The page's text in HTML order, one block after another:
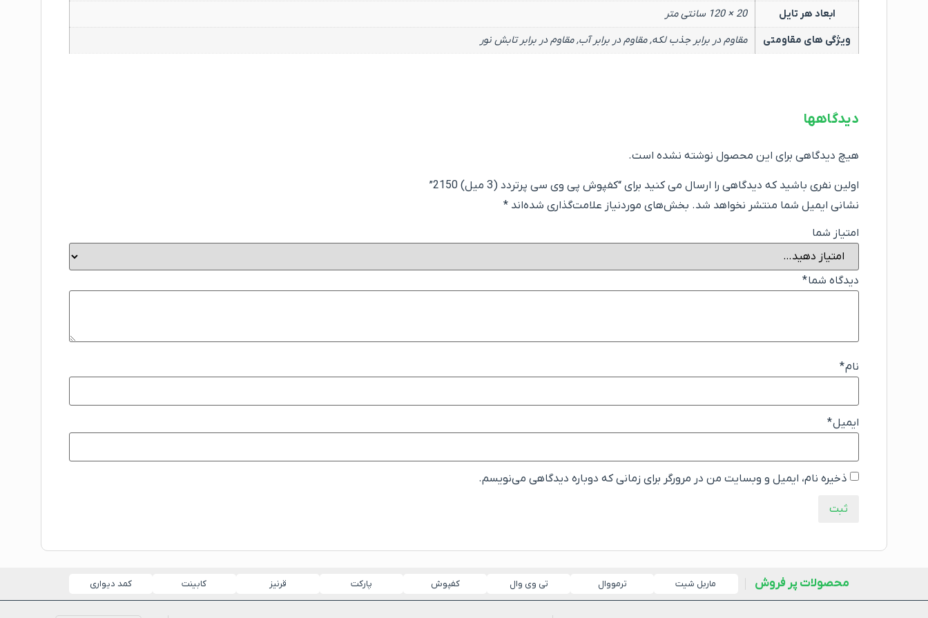
ابعاد هر تایل
20 × 120 سانتی متر
ویژگی های مقاومتی
مقاوم در برابر جذب لکه, مقاوم در برابر آب, مقاوم در برابر تابش نور
دیدگاهها
هیچ دیدگاهی برای این محصول نوشته نشده است.
اولین نفری باشید که دیدگاهی را ارسال می کنید برای “کفپوش پی وی سی پرتردد (3 میل) 2150”
نشانی ایمیل شما منتشر نخواهد شد. بخش‌های موردنیاز علامت‌گذاری شده‌اند *
امتیاز شما
دیدگاه شما*
نام*
ایمیل*
ذخیره نام، ایمیل و وبسایت من در مرورگر برای زمانی که دوباره دیدگاهی می‌نویسم.
محصولات پر فروش ماربل شیت ترمووال تی وی وال کفپوش پارکت قرنیز کابینت کمد دیواری